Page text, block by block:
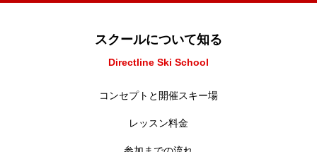
スクールについて知る
Directline Ski School
コンセプトと開催スキー場
レッスン料金